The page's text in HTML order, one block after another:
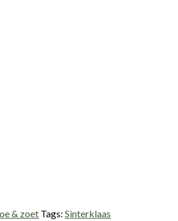
& zoet Tags: Sinterklaas